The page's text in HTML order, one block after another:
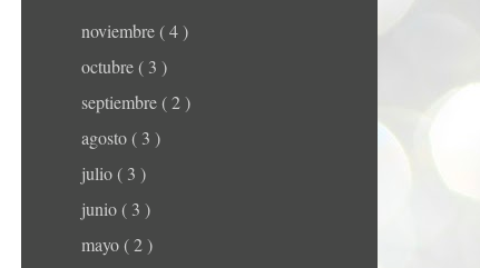
noviembre ( 4 )
octubre ( 3 )
septiembre ( 2 )
agosto ( 3 )
julio ( 3 )
junio ( 3 )
mayo ( 2 )